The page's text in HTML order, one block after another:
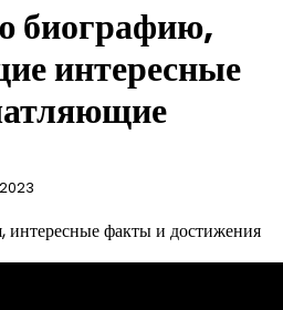
биографию,
интересные
2023